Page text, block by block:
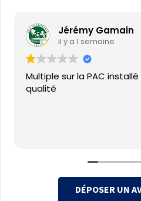
Jérémy Gamain
il y a 1 semaine
Multiple sur la PAC
qualité
DÉPOSER UN